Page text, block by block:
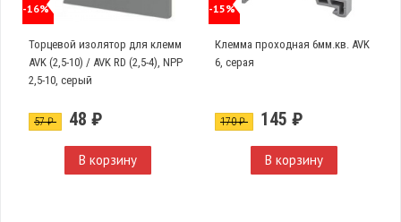
-16%
Торцевой изолятор для клемм
AVK (2,5-10) / AVK RD (2,5-4), NPP
2,5-10, серый
57 ₽ 48 ₽
В корзину
-15%
Клемма проходная 6мм.кв. AVK
6, серая
170 ₽ 145 ₽
В корзину